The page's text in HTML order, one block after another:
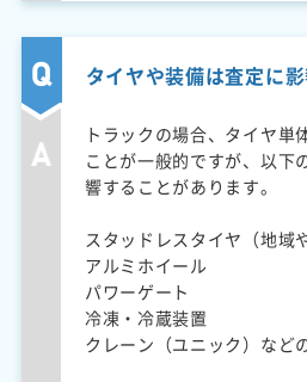
タイヤや装備は査定に
トラックの場合、タイヤ単
ことが一般的ですが、以下
響することがあります。
スタッドレスタイヤ（地域
アルミホイール
パワーゲート
冷凍・冷蔵装置
クレーン（ユニック）など